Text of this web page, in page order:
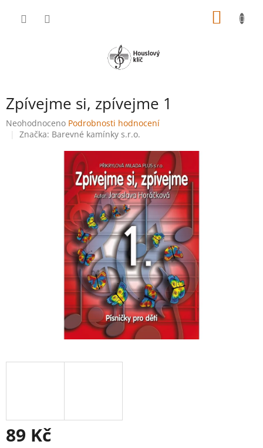
Zpívejme si, zpívejme 1
Průměrné
hodnocení
Neohodnoceno Podrobnosti hodnocení
Značka: Barevné kamínky s.r.o.
89 Kč